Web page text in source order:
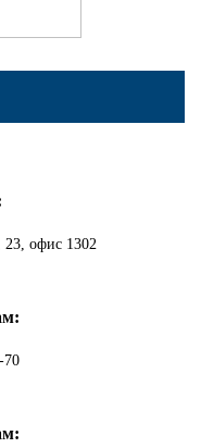
23, офис 1302
70